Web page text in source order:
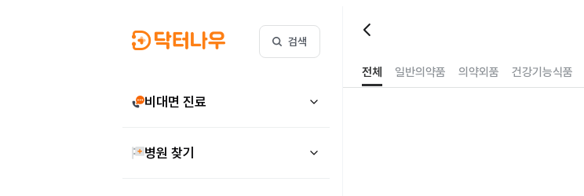
검색
비대면 진료
병원 찾기
전체 일반의약품 의약외품 건강기능식품